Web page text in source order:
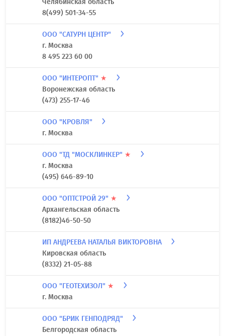
Челябинская область
8(499) 501-34-55
ООО "САТУРН ЦЕНТР"
г. Москва
8 495 223 60 00
ООО "ИНТЕРОПТ" ★
Воронежская область
(473) 255-17-46
ООО "КРОВЛЯ"
г. Москва
ООО "ТД "МОСКЛИНКЕР" ★
г. Москва
(495) 646-89-10
ООО "ОПТСТРОЙ 29" ★
Архангельская область
(8182)46-50-50
ИП АНДРЕЕВА НАТАЛЬЯ ВИКТОРОВНА
Кировская область
(8332) 21-05-88
ООО "ГЕОТЕХИЗОЛ" ★
г. Москва
ООО "БРИК ГЕНПОДРЯД"
Белгородская область